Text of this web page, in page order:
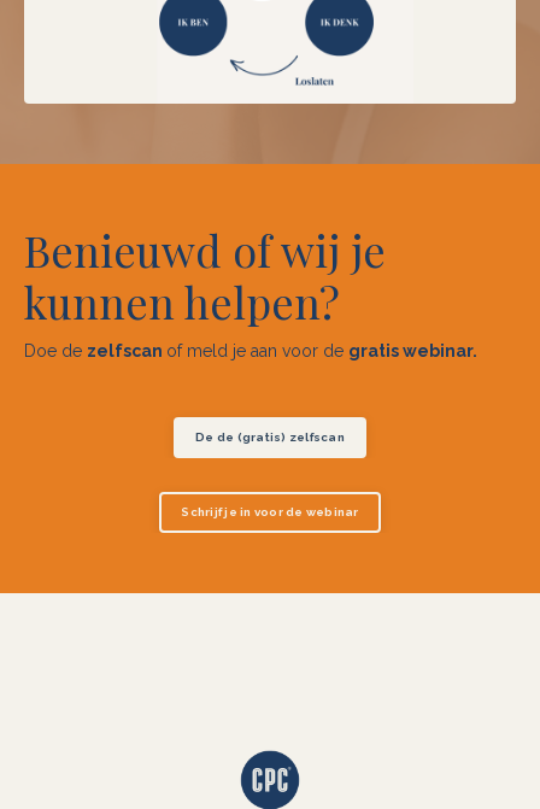
Benieuwd of wij je
kunnen helpen?
Doe de zelfscan of meld je aan voor de gratis webinar.
De de (gratis) zelfscan
Schrijf je in voor de webinar